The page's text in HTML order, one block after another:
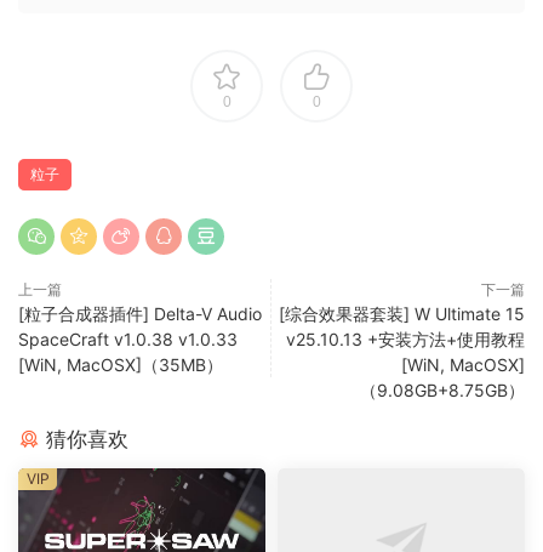
experience. With carefully chosen components presented
in a single page layout, the user can quickly dive into
sound design without the need for time-consuming
front of you. Reactive visualisation with a choice of fifteen
colour themes provides an engaging audiovisual
experience.
🏠 HomePage
0 0
粒子
上一篇
[粒子合成器插件] Delta-V Audio
SpaceCraft v1.0.38 v1.0.33
[WiN, MacOSX]（35MB）
下一篇
[综合效果器套装] W Ultimate 15
v25.10.13 +安装方法+使用教程
[WiN, MacOSX]
（9.08GB+8.75GB）
猜你喜欢
VIP